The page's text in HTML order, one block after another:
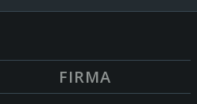
FIRMA